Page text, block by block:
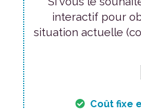
interactif pour
situation actuelle
Coût fixe